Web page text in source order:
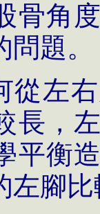
骨角
題。
從左
長，
平衡
左腳